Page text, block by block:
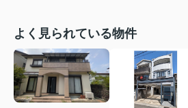
よく見られている物件